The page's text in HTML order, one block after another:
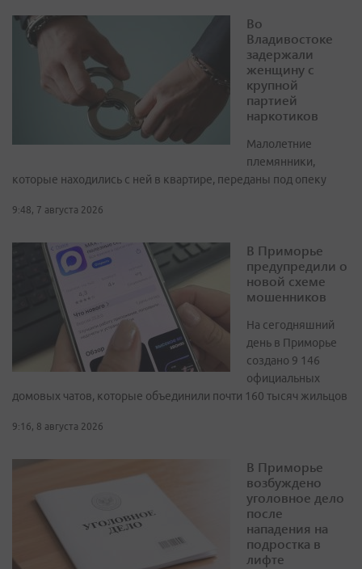
Во
Владивостоке
задержали
женщину с
крупной
партией
наркотиков
Малолетние
племянники,
которые находились с ней в квартире, переданы под опеку
9:48, 7 августа 2026
В Приморье
предупредили о
новой схеме
мошенников
На сегодняшний
день в Приморье
создано 9 146
официальных
домовых чатов, которые объединили почти 160 тысяч жильцов
9:16, 8 августа 2026
В Приморье
возбуждено
уголовное дело
после
нападения на
подростка в
лифте